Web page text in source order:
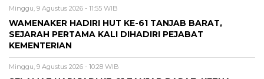
Minggu, 9 Agustus 2026 - 11:55 WIB
WAMENAKER HADIRI HUT KE-61 TANJAB BARAT,
SEJARAH PERTAMA KALI DIHADIRI PEJABAT
KEMENTERIAN
Minggu, 9 Agustus 2026 - 10:28 WIB